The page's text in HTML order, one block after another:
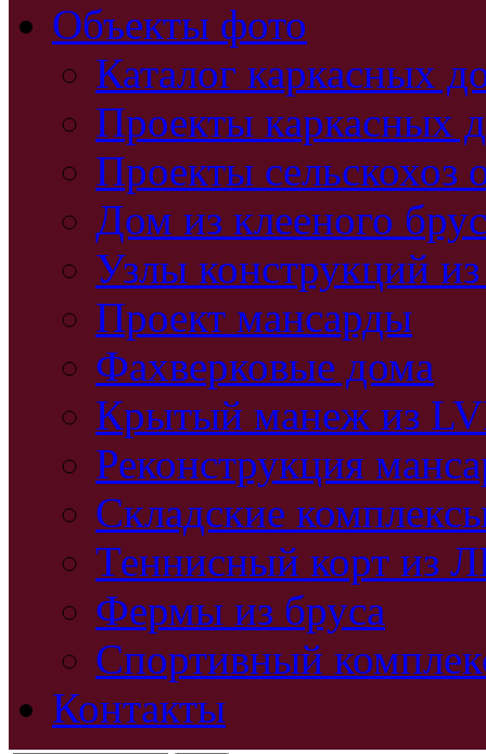
Объекты фото
Каталог каркасных
Проекты каркасных
Проекты сельскохоз
Дом из клееного
Узлы конструкций
Проект мансарды
Фахверковые дома
Крытый манеж из
Реконструкция
Складские
Теннисный корт из
Фермы из бруса
Спортивный
Контакты